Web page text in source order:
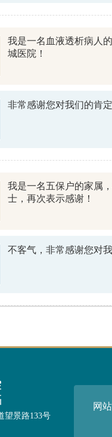
我是一名血液透析病人
城医院！
非常感谢您对我们的肯
我是一名五保户的家属
士，再次表示感谢！
不客气，非常感谢您对
望景路133号
网